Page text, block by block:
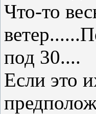
Что-то
под 30....
Если это